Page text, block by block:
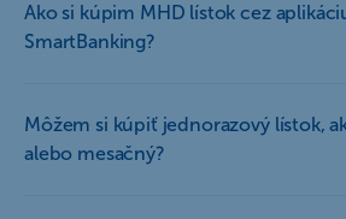
Ako si kúpim MHD lístok cez
SmartBanking?
Môžem si kúpiť jednorazový lístok,
alebo mesačný?